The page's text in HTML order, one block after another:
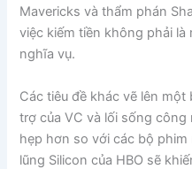
Mavericks và thẩm phán
việc kiếm tiền không phải
nghĩa vụ.
Các tiêu đề khác vẽ lên
trợ của VC và lối sống
hẹp hơn so với các bộ
lũng Silicon của HBO sẽ